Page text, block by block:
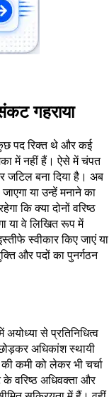
गहराया
पद रिक्त थे और कई
में नहीं हैं। ऐसे में चंपत
जटिल बना दिया है। अब
या उन्हें मनाने का
कि क्या दोनों वरिष्ठ
या वे लिखित रूप में
स्वीकार किए जाएं या
और पदों का पुनर्गठन
से प्रतिनिधित्व
अधिकांश स्थायी
कमी को लेकर भी चर्चा
वरिष्ठ अधिवक्ता और